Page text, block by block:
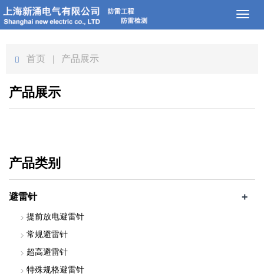
首页 | 产品展示
产品展示
产品类别
避雷针 +
提前放电避雷针
常规避雷针
超高避雷针
特殊规格避雷针